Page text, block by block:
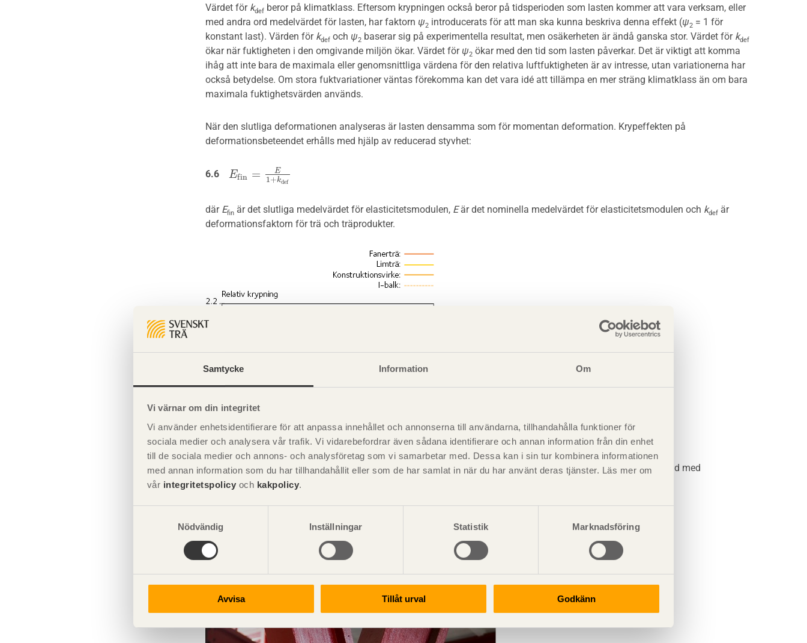
Samtycke Information Om
Vi värnar om din integritet
Vi använder enhetsidentifierare för att anpassa innehållet och annonserna till användarna, tillhandahålla funktioner för
sociala medier och analysera vår trafik. Vi vidarebefordrar även sådana identifierare och annan information från din enhet
till de sociala medier och annons- och analysföretag som vi samarbetar med. Dessa kan i sin tur kombinera informationen
med annan information som du har tillhandahållit eller som de har samlat in när du har använt deras tjänster. Läs mer om
vår integritetspolicy och kakpolicy.
Nödvändig
Inställningar Statistik Marknadsföring
Avvisa Tillåt urval Godkänn
Värdet för kdef beror på klimatklass. Eftersom krypningen också beror på tidsperioden som lasten kommer att vara verksam, eller
med andra ord medelvärdet för lasten, har faktorn ψ2 introducerats för att man ska kunna beskriva denna effekt (ψ2 = 1 för
konstant last). Värden för kdef och ψ2 baserar sig på experimentella resultat, men osäkerheten är ändå ganska stor. Värdet för kdef
ökar när fuktigheten i den omgivande miljön ökar. Värdet för ψ2 ökar med den tid som lasten påverkar. Det är viktigt att komma
ihåg att inte bara de maximala eller genomsnittliga värdena för den relativa luftfuktigheten är av intresse, utan variationerna har
också betydelse. Om stora fuktvariationer väntas förekomma kan det vara idé att tillämpa en mer sträng klimatklass än om bara
maximala fuktighetsvärden används.
När den slutliga deformationen analyseras är lasten densamma som för momentan deformation. Krypeffekten på
deformationsbeteendet erhålls med hjälp av reducerad styvhet:
6.6 Efin = E
1+kdef
Efn= E1 +kdef
där Efin är det slutliga medelvärdet för elasticitetsmodulen, Eär det nominella medelvärdet för elasticitetsmodulen och kdef är
deformationsfaktorn för trä och träprodukter.
Figur 6.3Relativ krypning i skyddad omgivning (relativ krypning = balkens nedböjning vid en tidpunktt dividerad med
initialnedböjningen). Spänningsnivån 2 MPa. Enligt Alpo Ranta-Maunus & Markku Kortesmaa (2000).